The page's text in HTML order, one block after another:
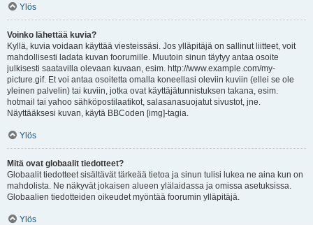
Ylös
Voinko lähettää kuvia?
Kyllä, kuvia voidaan käyttää viesteissäsi. Jos ylläpitäjä on sallinut liitteet, voit
mahdollisesti ladata kuvan foorumille. Muutoin sinun täytyy antaa osoite
julkisesti saatavilla olevaan kuvaan, esim. http://www.example.com/my-
picture.gif. Et voi antaa osoitetta omalla koneellasi oleviin kuviin (ellei se ole
yleinen palvelin) tai kuviin, jotka ovat käyttäjätunnistuksen takana, esim.
hotmail tai yahoo sähköpostilaatikot, salasanasuojatut sivustot, jne.
Näyttääksesi kuvan, käytä BBCoden [img]-tagia.
Ylös
Mitä ovat globaalit tiedotteet?
Globaalit tiedotteet sisältävät tärkeää tietoa ja sinun tulisi lukea ne aina kun on
mahdolista. Ne näkyvät jokaisen alueen ylälaidassa ja omissa asetuksissa.
Globaalien tiedotteiden oikeudet myöntää foorumin ylläpitäjä.
Ylös